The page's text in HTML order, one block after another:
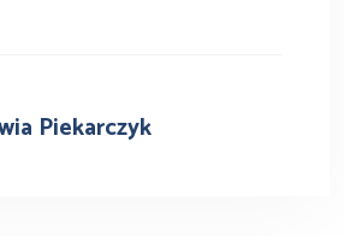
Piekarczyk